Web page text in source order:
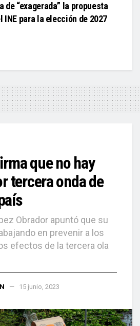
“exagerada” la propuesta
INE para la elección de 2027
que no hay
tercera onda de
Obrador apuntó que su
en prevenir a los
efectos de la tercera ola
15 junio, 2023